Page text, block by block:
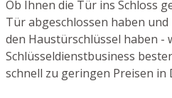
Ob Ihnen die Tür ins Schloss
Tür abgeschlossen haben
den Haustürschlüssel haben -
Schlüsseldienstbusiness
schnell zu geringen Preisen in